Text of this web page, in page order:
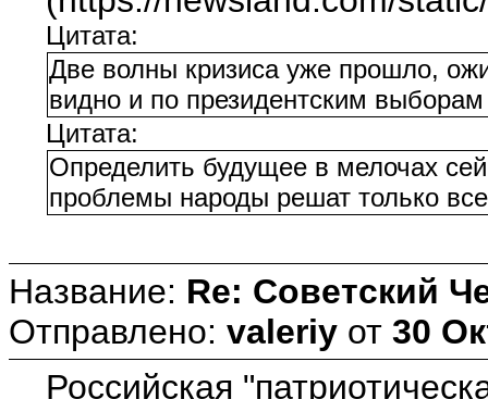
Цитата:
Две волны кризиса уже прошло,
видно и по президентским
Цитата:
Определить будущее в мелочах
проблемы народы решат только
Название: Re: Советский
Отправлено: valeriy от 30
Российская